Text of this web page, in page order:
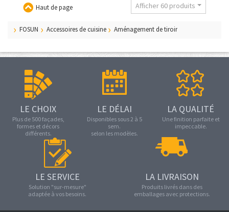
Haut de page Afficher 60 produits
FOSUN Accessoires de cuisine Aménagement de tiroir
LE CHOIX
Plus de 500 façades,
formes et décors
différents.
LE DÉLAI
Disponibles sous 2 à 5
sem.
selon les modèles.
LA QUALITÉ
Une finition parfaite et
impeccable.
LE SERVICE
Solution "sur-mesure"
adaptée à vos besoins.
LA LIVRAISON
Produits livrés dans des
emballages avec protections.